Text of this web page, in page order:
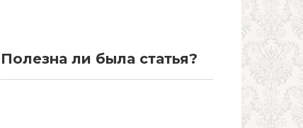
Полезна ли была статья?